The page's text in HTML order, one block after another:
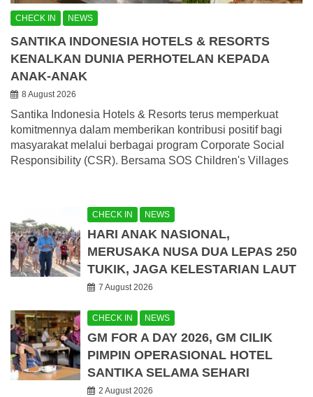
CHECK IN NEWS
SANTIKA INDONESIA HOTELS & RESORTS
KENALKAN DUNIA PERHOTELAN KEPADA
ANAK-ANAK
8 August 2026
Santika Indonesia Hotels & Resorts terus memperkuat
komitmennya dalam memberikan kontribusi positif bagi
masyarakat melalui berbagai program Corporate Social
Responsibility (CSR). Bersama SOS Children's Villages
CHECK IN NEWS
HARI ANAK NASIONAL,
MERUSAKA NUSA DUA LEPAS 250
TUKIK, JAGA KELESTARIAN LAUT
7 August 2026
CHECK IN NEWS
GM FOR A DAY 2026, GM CILIK
PIMPIN OPERASIONAL HOTEL
SANTIKA SELAMA SEHARI
2 August 2026